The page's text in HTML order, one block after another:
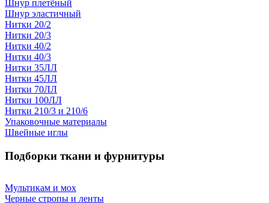
Шнур плетёный
Шнур эластичный
Нитки 20/2
Нитки 20/3
Нитки 40/2
Нитки 40/3
Нитки 35ЛЛ
Нитки 45ЛЛ
Нитки 70ЛЛ
Нитки 100ЛЛ
Нитки 210/3 и 210/6
Упаковочные материалы
Швейные иглы
Подборки ткани и фурнитуры
Мультикам и мох
Черные стропы и ленты